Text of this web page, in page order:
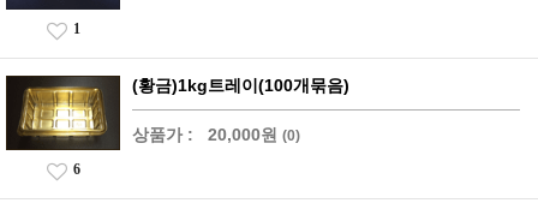
1
(황금)1kg트레이(100개묶음)
상품가 : 20,000원 (0)
6